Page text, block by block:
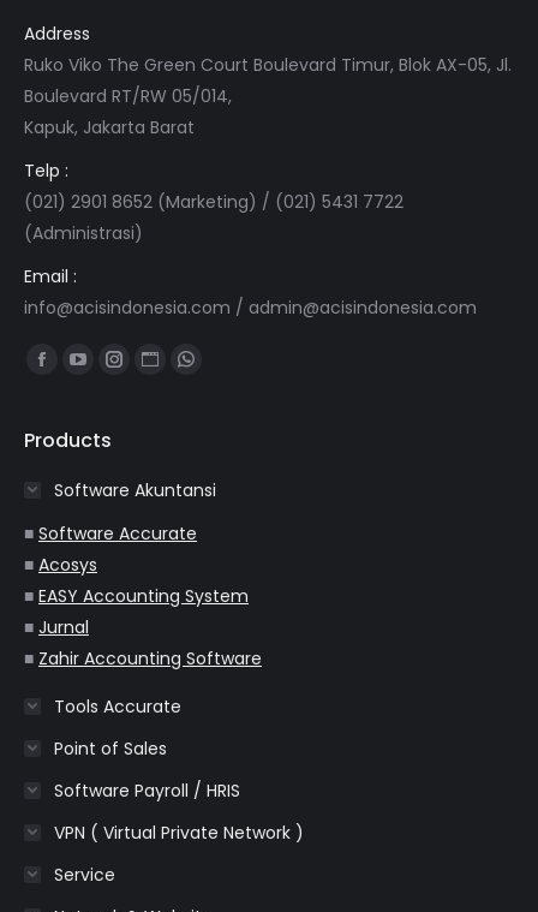
Address
Ruko Viko The Green Court Boulevard Timur, Blok AX-05, Jl.
Boulevard RT/RW 05/014,
Kapuk, Jakarta Barat
Telp :
(021) 2901 8652 (Marketing) / (021) 5431 7722
(Administrasi)
Email :
info@acisindonesia.com / admin@acisindonesia.com
Find us on:
Facebook
opens
new
window
YouTube
opens
new
window
Instagram
new
window
Website
new
window
Whatsapp
new
window
Products
Software Akuntansi
■ Software Accurate
■ Acosys
■ EASY Accounting System
■ Jurnal
■ Zahir Accounting Software
Tools Accurate
Point of Sales
Software Payroll / HRIS
VPN ( Virtual Private Network )
Service